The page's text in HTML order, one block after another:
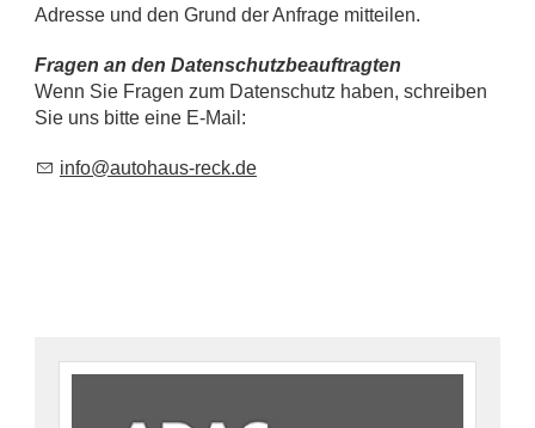
Adresse und den Grund der Anfrage mitteilen.
Fragen an den Datenschutzbeauftragten
Wenn Sie Fragen zum Datenschutz haben, schreiben
Sie uns bitte eine E-Mail:
nf t h s-r ck d